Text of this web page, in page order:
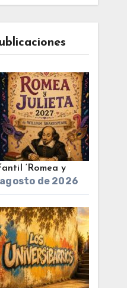
‘Romea y
de 2026